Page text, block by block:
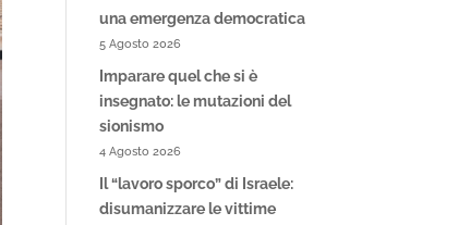
una emergenza democratica
5 Agosto 2026
Imparare quel che si è
insegnato: le mutazioni del
sionismo
4 Agosto 2026
Il “lavoro sporco” di Israele:
disumanizzare le vittime